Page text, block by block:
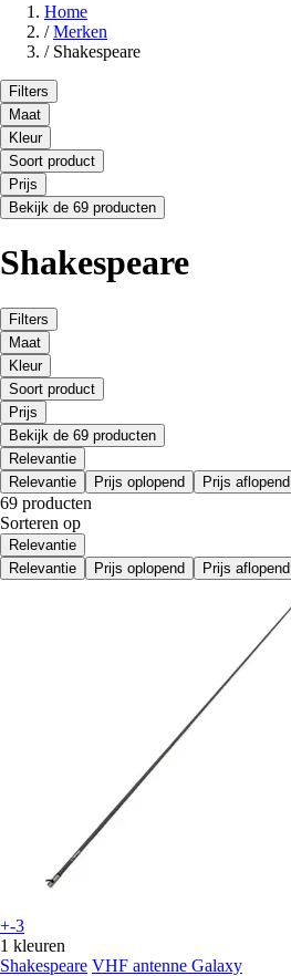
Home
/ Merken
/ Shakespeare
Filters
Maat
Kleur
Soort product
Prijs
Bekijk de 69 producten
Shakespeare
Filters
Maat
Kleur
Soort product
Prijs
Bekijk de 69 producten
Relevantie
Relevantie
Prijs oplopend Prijs aflopend
69 producten
Sorteren op
Relevantie
Relevantie
Prijs oplopend Prijs aflopend
+-3
1 kleuren
Shakespeare VHF antenne Galaxy